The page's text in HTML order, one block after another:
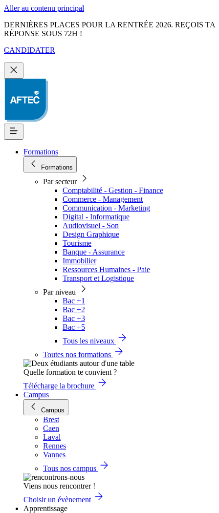
Aller au contenu principal
DERNIÈRES PLACES POUR LA RENTRÉE 2026. REÇOIS TA
RÉPONSE SOUS 72H !
CANDIDATER
Formations
Formations
Par secteur
Comptabilité - Gestion - Finance
Commerce - Management
Communication - Marketing
Digital - Informatique
Audiovisuel - Son
Design Graphique
Tourisme
Banque - Assurance
Immobilier
Ressources Humaines - Paie
Transport et Logistique
Par niveau
Bac +1
Bac +2
Bac +3
Bac +5
Tous les niveaux
Toutes nos formations
Quelle formation te convient ?
Télécharge la brochure
Campus
Campus
Brest
Caen
Laval
Rennes
Vannes
Tous nos campus
Viens nous rencontrer !
Choisir un évènement
Apprentissage